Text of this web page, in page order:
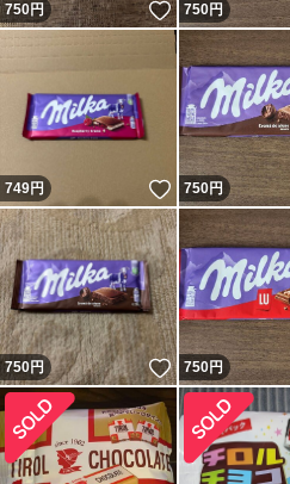
750円 いいね！
750円
749円 いいね！
750円
750円 いいね！
750円